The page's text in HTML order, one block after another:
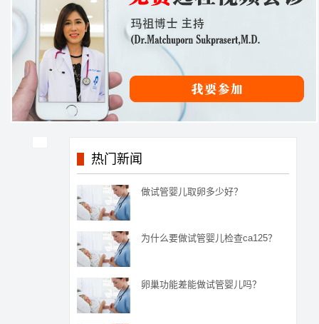
热门新闻
做试管婴儿取卵多少好？
为什么要做试管婴儿检查ca125？
卵巢功能差能做试管婴儿吗？